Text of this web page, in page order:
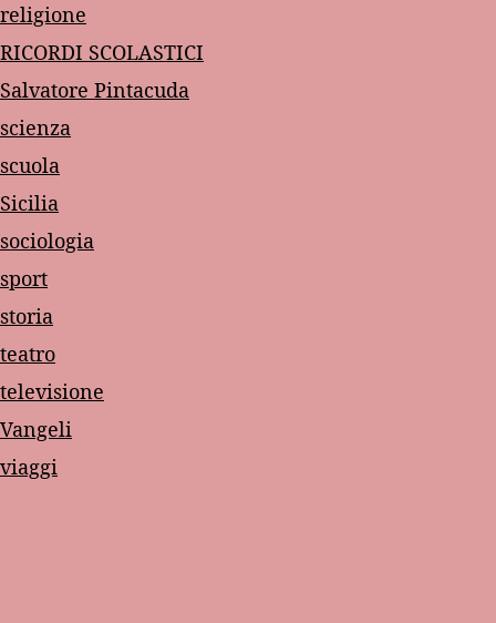
religione
RICORDI SCOLASTICI
Salvatore Pintacuda
scienza
scuola
Sicilia
sociologia
sport
storia
teatro
televisione
Vangeli
viaggi